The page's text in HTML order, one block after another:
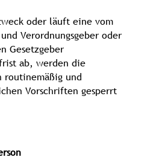
oder läuft eine vom
Verordnungsgeber oder
Gesetzgeber
ab, werden die
routinemäßig und
Vorschriften gesperrt